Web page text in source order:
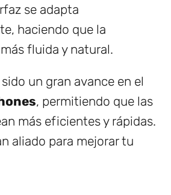
se adapta
haciendo que la
fluida y natural.
un gran avance en el
, permitiendo que las
más eficientes y rápidas.
aliado para mejorar tu